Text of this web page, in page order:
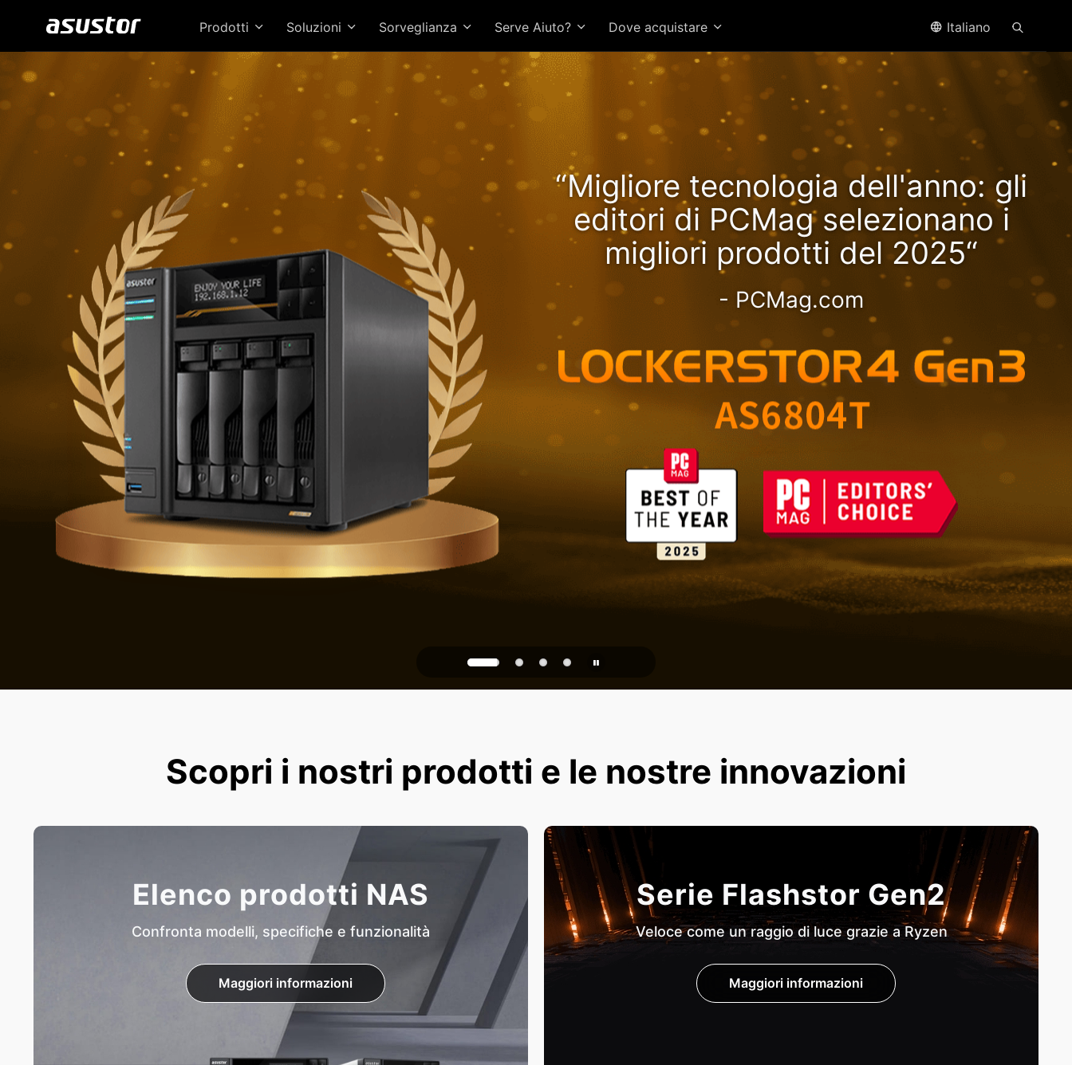
Prodotti Soluzioni Sorveglianza Serve Aiuto? Dove acquistare Italiano
“Migliore tecnologia dell'anno: gli
editori di PCMag selezionano i
migliori prodotti del 2025“
- PCMag.com
Il Lockerstor 24R Pro Gen2 offre
prestazioni in crescita con Ryzen!
CPU più veloce - Esperienza più
veloce
NAS 2.5GbE di grande valore –
Archiviazione affidabile per casa e
ufficio
PQC Ready
Difendersi dagli attacchi quantistici del futuro
Scopri i nostri prodotti e le nostre innovazioni
Elenco prodotti NAS
Confronta modelli, specifiche e funzionalità
Maggiori informazioni
Serie Flashstor Gen2
Veloce come un raggio di luce grazie a Ryzen
Maggiori informazioni